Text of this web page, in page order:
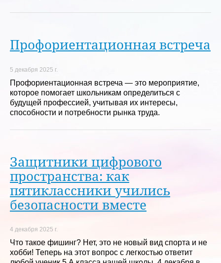
Профориентационная встреча
5 декабря 2025 г.
Профориентационная встреча — это мероприятие,
которое помогает школьникам определиться с
будущей профессией, учитывая их интересы,
способности и потребности рынка труда.
Защитники цифрового
пространства: как
пятиклассники учились
безопасности вместе
4 декабря 2025 г.
Что такое фишинг? Нет, это не новый вид спорта и не
хобби! Теперь на этот вопрос с легкостью ответит